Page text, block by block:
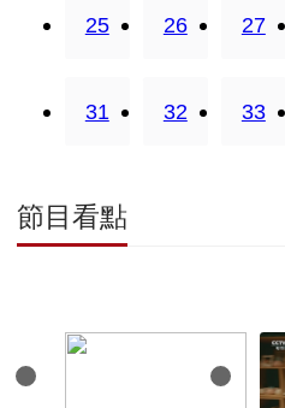
25 26 27
31 32 33
節目看點